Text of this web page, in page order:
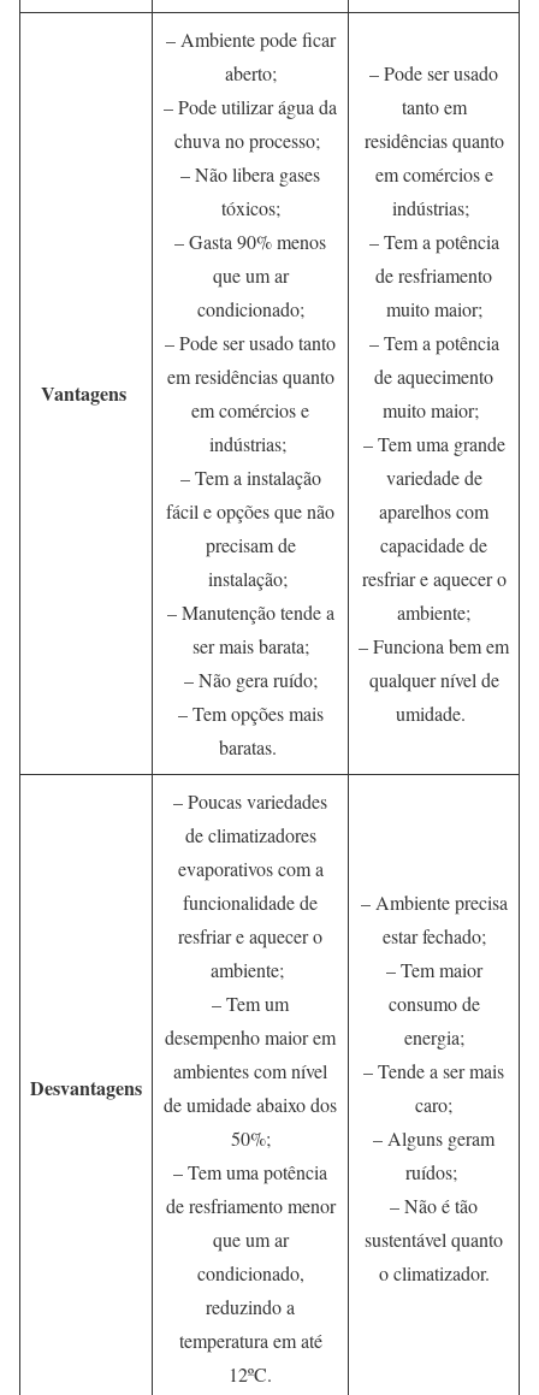
Vantagens
– Ambiente pode ficar
aberto;
– Pode utilizar água da
chuva no processo;
– Não libera gases
tóxicos;
– Gasta 90% menos
que um ar
condicionado;
– Pode ser usado tanto
em residências quanto
em comércios e
indústrias;
– Tem a instalação
fácil e opções que não
precisam de
instalação;
– Manutenção tende a
ser mais barata;
– Não gera ruído;
– Tem opções mais
baratas.
– Pode ser usado
tanto em
residências quanto
em comércios e
indústrias;
– Tem a potência
de resfriamento
muito maior;
– Tem a potência
de aquecimento
muito maior;
– Tem uma grande
variedade de
aparelhos com
capacidade de
resfriar e aquecer o
ambiente;
– Funciona bem em
qualquer nível de
umidade.
Desvantagens
– Poucas variedades
de climatizadores
evaporativos com a
funcionalidade de
resfriar e aquecer o
ambiente;
– Tem um
desempenho maior em
ambientes com nível
de umidade abaixo dos
50%;
– Tem uma potência
de resfriamento menor
que um ar
condicionado,
reduzindo a
temperatura em até
12ºC.
– Ambiente precisa
estar fechado;
– Tem maior
consumo de
energia;
– Tende a ser mais
caro;
– Alguns geram
ruídos;
– Não é tão
sustentável quanto
o climatizador.